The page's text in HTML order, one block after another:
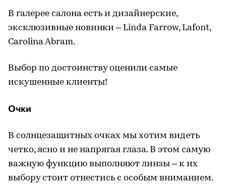
В галерее салона есть и дизайнерские,
эксклюзивные новинки – Linda Farrow, Lafont,
Carolina Abram.
Выбор по достоинству оценили самые
искушенные клиенты!
Очки
В солнцезащитных очках мы хотим видеть
четко, ясно и не напрягая глаза. В этом самую
важную функцию выполняют линзы – к их
выбору стоит отнестись с особым вниманием.